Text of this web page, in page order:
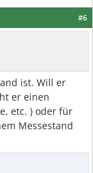
#6
ist. Will er
er einen
etc. ) oder für
Messestand